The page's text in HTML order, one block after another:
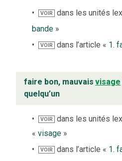
VOIR dans les unités
bande »
VOIR dans l’article « 1.
faire bon, mauvais visage
quelqu’un
VOIR
dans les unités
« visage »
VOIR dans l’article « 1.